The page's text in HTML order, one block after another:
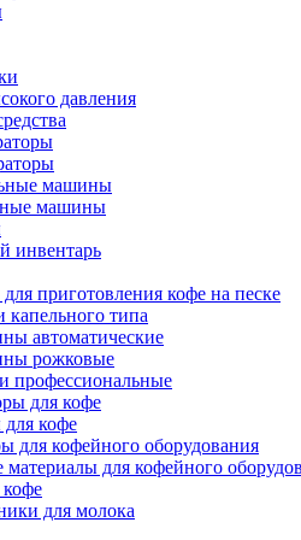
давления
машины
машины
инвентарь
приготовления кофе на песке
капельного типа
автоматические
рожковые
профессиональные
для кофе
кофе
для кофейного оборудования
материалы для кофейного
для молока